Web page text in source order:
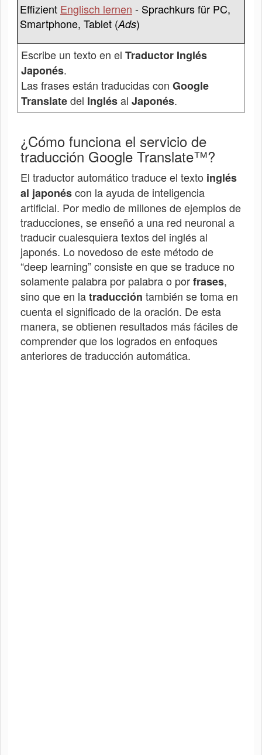
Effizient Englisch lernen - Sprachkurs für PC,
Smartphone, Tablet (Ads)
Escribe un texto en el Traductor Inglés
Japonés.
Las frases están traducidas con Google
Translatedel Inglésal Japonés.
¿Cómo funciona el servicio de
traducción Google Translate™?
El traductor automático traduce el texto inglés
al japonéscon la ayuda de inteligencia
artificial. Por medio de millones de ejemplos de
traducciones, se enseñó a una red neuronal a
traducir cualesquiera textos del inglés al
japonés. Lo novedoso de este método de
“deep learning” consiste en que se traduce no
solamente palabra por palabra o porfrases,
sino que en latraducción también se toma en
cuenta el significado de la oración. De esta
manera, se obtienen resultados más fáciles de
comprender que los logrados en enfoques
anteriores de traducción automática.